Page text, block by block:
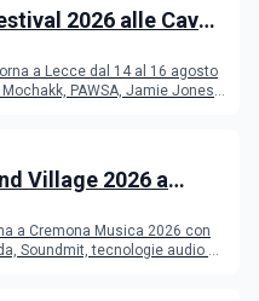
2026 alle Cave
a Lecce dal 14 al 16 agosto
PAWSA, Jamie Jones
Village 2026 a
il programma
a Cremona Musica 2026 con
Soundmit, tecnologie audio e